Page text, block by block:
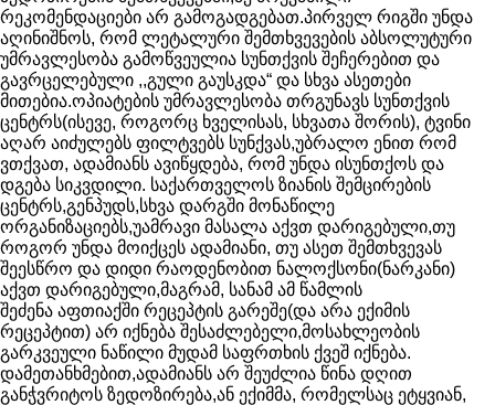
რეკომენდაციები არ გამოგადგებათ.პირველ რიგში უნდა
აღინიშნოს, რომ ლეტალური შემთხვევების აბსოლუტური
უმრავლესობა გამოწვეულია სუნთქვის შეჩერებით და
გავრცელებული ,,გული გაუსკდა“ და სხვა ასეთები
მითებია.ოპიატების უმრავლესობა თრგუნავს სუნთქვის
ცენტრს(ისევე, როგორც ხველისას, სხვათა შორის), ტვინი
აღარ აიძულებს ფილტვებს სუნქვას,უბრალო ენით რომ
ვთქვათ, ადამიანს ავიწყდება, რომ უნდა ისუნთქოს და
დგება სიკვდილი. საქართველოს ზიანის შემცირების
ცენტრს,გენპუდს,სხვა დარგში მონაწილე
ორგანიზაციებს,უამრავი მასალა აქვთ დარიგებული,თუ
როგორ უნდა მოიქცეს ადამიანი, თუ ასეთ შემთხვევას
შეესწრო და დიდი რაოდენობით ნალოქსონი(ნარკანი)
აქვთ დარიგებული,მაგრამ, სანამ ამ წამლის
შეძენა აფთიაქში რეცეპტის გარეშე(და არა ექიმის
რეცეპტით) არ იქნება შესაძლებელი,მოსახლეობის
გარკვეული ნაწილი მუდამ საფრთხის ქვეშ იქნება.
დამეთანხმებით,ადამიანს არ შეუძლია წინა დღით
განჭვრიტოს ზედოზირება,ან ექიმმა, რომელსაც ეტყვიან,